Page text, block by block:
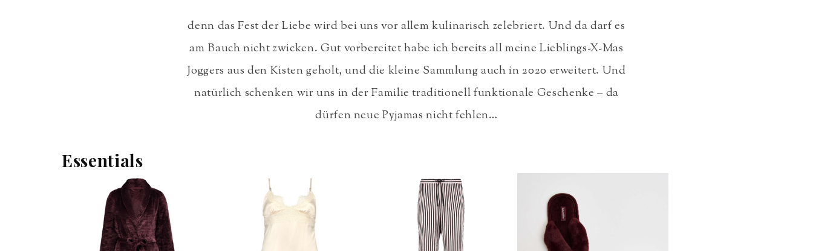
denn das Fest der Liebe wird bei uns vor allem kulinarisch zelebriert. Und da darf es
am Bauch nicht zwicken. Gut vorbereitet habe ich bereits all meine Lieblings-X-Mas
Joggers aus den Kisten geholt, und die kleine Sammlung auch in 2020 erweitert. Und
natürlich schenken wir uns in der Familie traditionell funktionale Geschenke – da
dürfen neue Pyjamas nicht fehlen…
Essentials